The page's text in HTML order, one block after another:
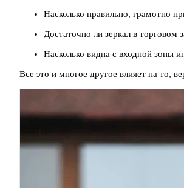
Насколько правильно, грамотно
Достаточно ли зеркал в торговом
Насколько видна с входной зоны
Все это и многое другое влияет на то,